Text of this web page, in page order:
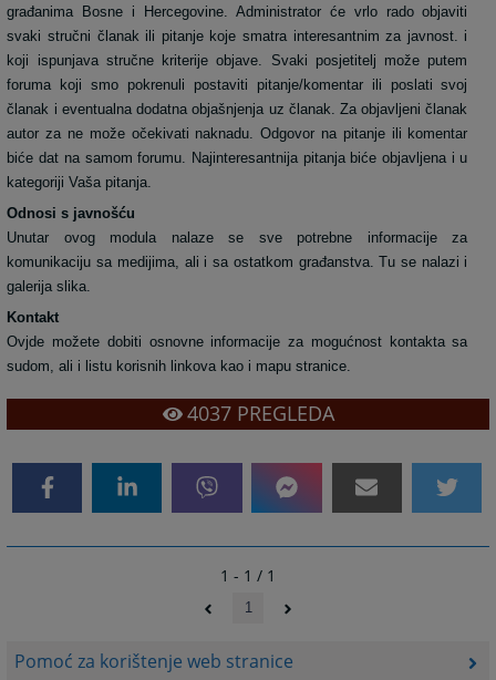
Pomoć za korištenje web stranice
građanima Bosne i Hercegovine. Administrator će vrlo rado objaviti
svaki stručni članak ili pitanje koje smatra interesantnim za javnost. i
koji ispunjava stručne kriterije objave. Svaki posjetitelj može putem
foruma koji smo pokrenuli postaviti pitanje/komentar ili poslati svoj
članak i eventualna dodatna objašnjenja uz članak. Za objavljeni članak
autor za ne može očekivati naknadu. Odgovor na pitanje ili komentar
biće dat na samom forumu. Najinteresantnija pitanja biće objavljena i u
kategoriji Vaša pitanja.
Odnosi s javnošću
Unutar ovog modula nalaze se sve potrebne informacije za
komunikaciju sa medijima, ali i sa ostatkom građanstva. Tu se nalazi i
galerija slika.
Kontakt
Ovjde možete dobiti osnovne informacije za mogućnost kontakta sa
sudom, ali i listu korisnih linkova kao i mapu stranice.
4037PREGLEDA
1 - 1 / 1
1